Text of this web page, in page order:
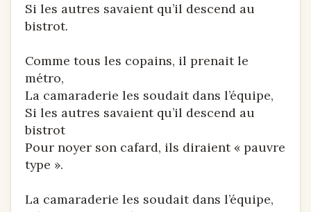
Si les autres savaient qu’il descend au
bistrot.
Comme tous les copains, il prenait le
métro,
La camaraderie les soudait dans l’équipe,
Si les autres savaient qu’il descend au
bistrot
Pour noyer son cafard, ils diraient « pauvre
type ».
La camaraderie les soudait dans l’équipe,